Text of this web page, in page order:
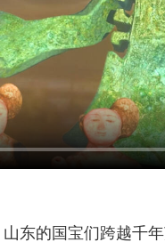
山东的国宝们跨越千